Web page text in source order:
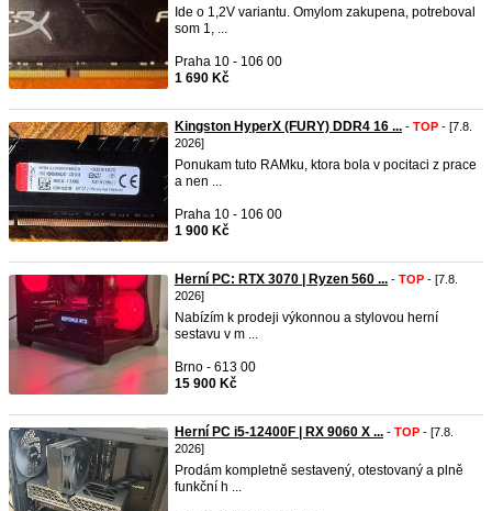
Ide o 1,2V variantu. Omylom zakupena, potreboval
som 1, ...
Praha 10 - 106 00
1 690 Kč
Kingston HyperX (FURY) DDR4 16 ... - TOP - [7.8.
2026]
Ponukam tuto RAMku, ktora bola v pocitaci z prace
a nen ...
Praha 10 - 106 00
1 900 Kč
Herní PC: RTX 3070 | Ryzen 560 ... - TOP - [7.8.
2026]
Nabízím k prodeji výkonnou a stylovou herní
sestavu v m ...
Brno - 613 00
15 900 Kč
Herní PC i5-12400F | RX 9060 X ... - TOP - [7.8.
2026]
Prodám kompletně sestavený, otestovaný a plně
funkční h ...